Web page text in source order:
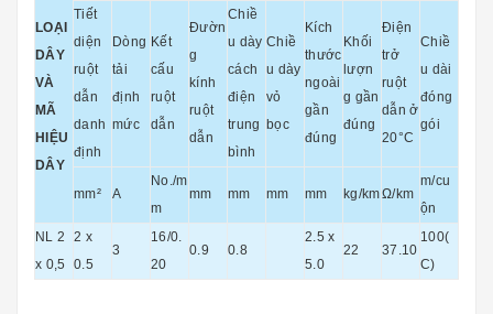
LOẠI
DÂY
VÀ
MÃ
HIỆU
DÂY
Tiết
diện
ruột
dẫn
danh
định
Dòng
tải
định
mức
Kết
cấu
ruột
dẫn
Đườn
g
kính
ruột
dẫn
Chiề
u dày
cách
điện
trung
bình
Chiề
u dày
vỏ
bọc
Kích
thước
ngoài
gần
đúng
Khối
lượn
g gần
đúng
Điện
trở
ruột
dẫn ở
20°C
Chiề
u dài
đóng
gói
mm² A
No./m
m
mm mm mm mm kg/kmΩ/km
m/cu
ộn
NL 2
x 0,5
2 x
0.5
3
16/0.
20
0.9 0.8
2.5 x
5.0
22 37.10
100(
C)